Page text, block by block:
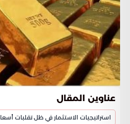
عناوين المقال
استراتيجيات الاستثمار في ظل تقلبات